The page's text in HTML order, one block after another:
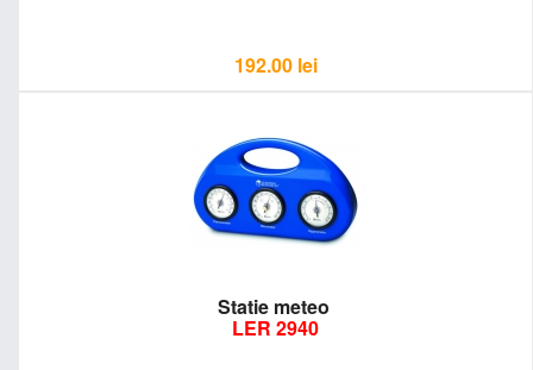
192.00 lei
Statie meteo
LER 2940